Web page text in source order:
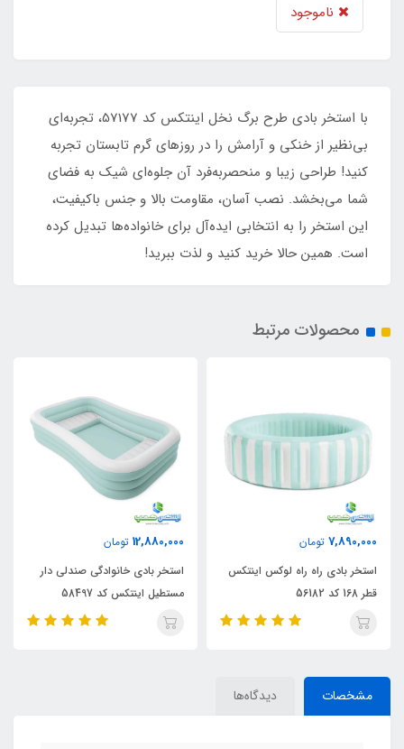
ناموجود
با استخر بادی طرح برگ نخل اینتکس کد 57177، تجربه‌ای
بی‌نظیر از خنکی و آرامش را در روزهای گرم تابستان تجربه
کنید! طراحی زیبا و منحصربه‌فرد آن جلوه‌ای شیک به فضای
شما می‌بخشد. نصب آسان، مقاومت بالا و جنس باکیفیت،
این استخر را به انتخابی ایده‌آل برای خانواده‌ها تبدیل کرده
است. همین حالا خرید کنید و لذت ببرید!
محصولات مرتبط
لوکس اینتکس
استخر بادی خانوادگی صندلی دار
استخر بادی لاک
اینتکس کد 48677
مشخصات دیدگاه‌ها